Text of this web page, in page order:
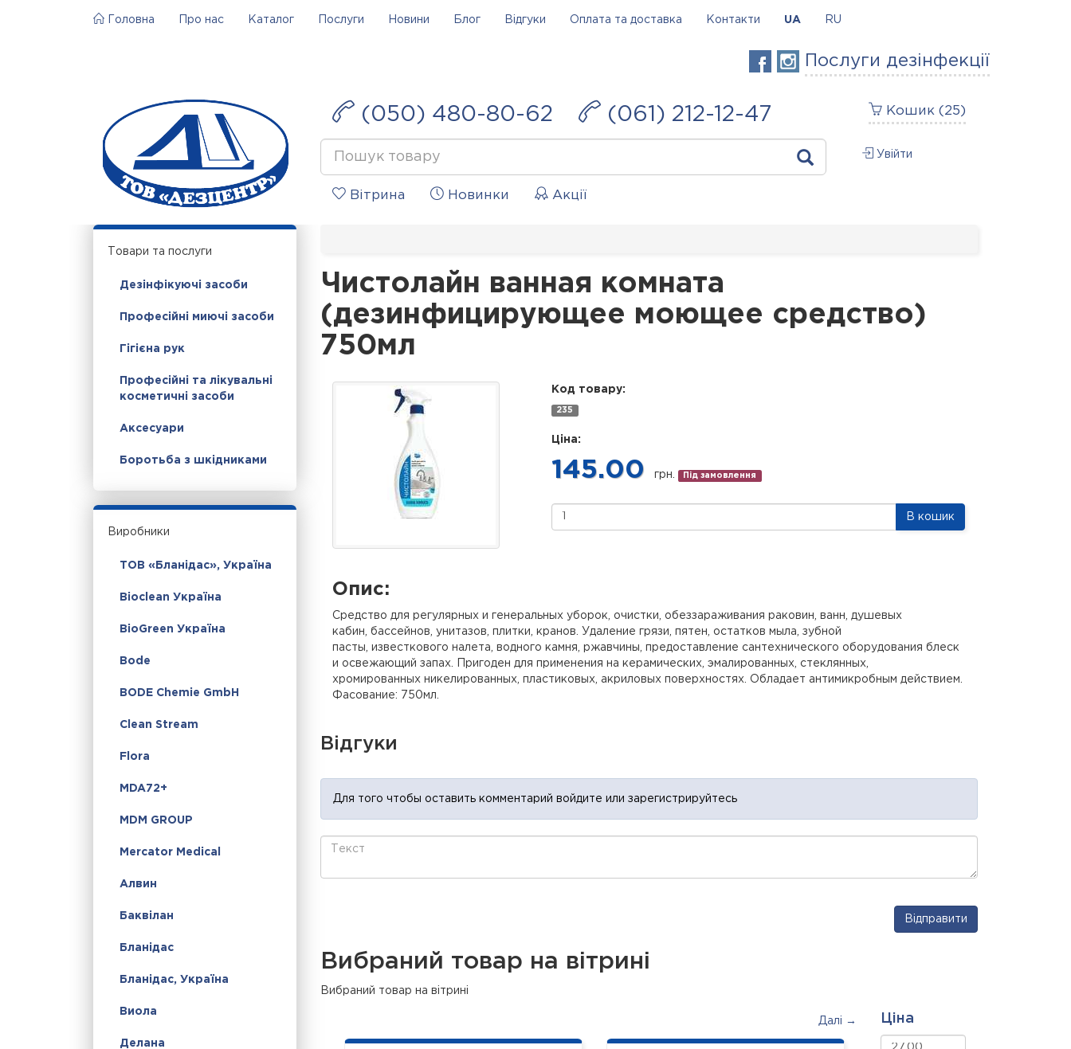
Головна Про нас Каталог Послуги Новини Блог Відгуки Оплата та доставка Контакти UA RU
Послуги дезінфекції
(050) 480-80-62 (061) 212-12-47
Вітрина Новинки Акції
Кошик ( 25 )
Увійти
Товари та послуги
Дезінфікуючі засоби
Професійні миючі засоби
Гігієна рук
Професійні та лікувальні
косметичні засоби
Аксесуари
Боротьба з шкідниками
Виробники
ТОВ «Бланідас», Україна
Bioclean Україна
BioGreen Україна
Bode
BODE Chemie GmbH
Clean Stream
Flora
MDA72+
MDM GROUP
Mercator Medical
Алвин
Баквілан
Бланідас
Бланідас, Україна
Виола
Делана
Чистолайн ванная комната
(дезинфицирующее моющее средство)
750мл
Код товару:
235
Ціна:
145.00 грн. Під замовлення
В кошик
Опис:
Средство для регулярных и генеральных уборок, очистки, обеззараживания раковин, ванн, душевых
кабин, бассейнов, унитазов, плитки, кранов. Удаление грязи, пятен, остатков мыла, зубной
пасты, известкового налета, водного камня, ржавчины, предоставление сантехнического оборудования блеск
и освежающий запах. Пригоден для применения на керамических, эмалированных, стеклянных,
хромированных никелированных, пластиковых, акриловых поверхностях. Обладает антимикробным действием.
Фасование: 750мл.
Відгуки
Для того чтобы оставить комментарий войдите или зарегистрируйтесь
Відправити
Вибраний товар на вітрині
Вибраний товар на вітрині
Далі → Ціна